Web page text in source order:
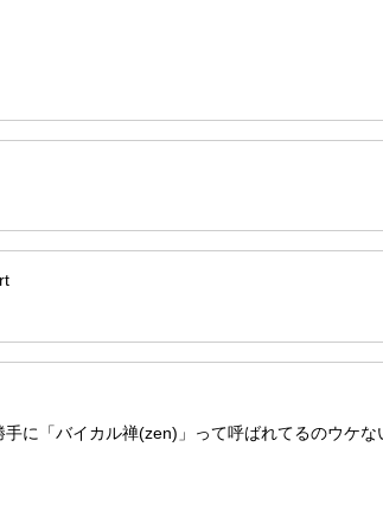
に「バイカル禅(zen)」って呼ばれてるのウケな